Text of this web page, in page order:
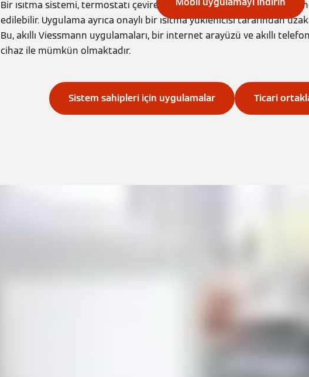
Bir ısıtma sistemi, termostatı çevirerek geleneksel şekilde veya
edilebilir. Uygulama ayrıca onaylı bir ısıtma yüklenicisi tarafından
Bu, akıllı Viessmann uygulamaları, bir internet arayüzü ve akıllı
cihaz ile mümkün olmaktadır.
Sistem sahipleri için uygulamalar Ticari